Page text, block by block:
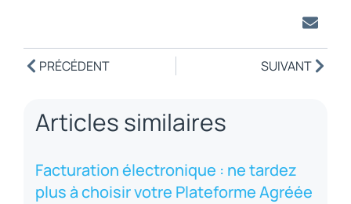
Articles similaires
Facturation électronique : ne tardez
plus à choisir votre Plateforme Agréée
PRÉCÉDENT SUIVANT